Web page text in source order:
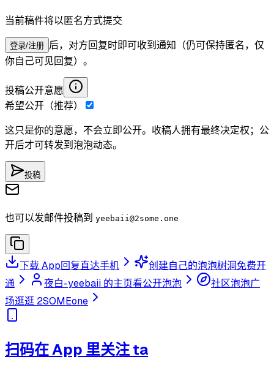
当前稿件将以匿名方式提交
登录/注册 后，对方回复时即可收到通知（仍可保持匿名，仅
你自己可见回复）。
投稿公开意愿
希望公开（推荐）
这只是你的意愿，不会立即公开。收稿人拥有最终决定权；公
开后才可转发到泡泡动态。
投稿
也可以发邮件投稿到 yeebaii @2some.one
下载 App回复直达手机 创建自己的泡泡树洞免费开
通
夜白-yeebaii 的主页看公开泡泡
社区泡泡广
场逛逛 2SOMEone
扫码在 App 里关注 ta